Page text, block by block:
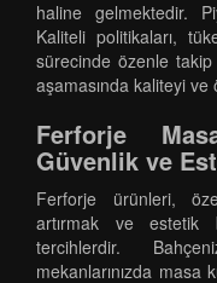
haline gelmektedir.
Kaliteli politikaları,
sürecinde özenle
aşamasında kaliteyi ve
Ferforje
Güvenlik ve
Ferforje ürünleri,
artırmak ve
tercihlerdir.
mekanlarınızda masa